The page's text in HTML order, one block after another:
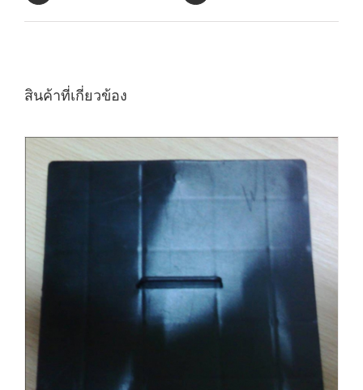
สินค้าที่เกี่ยวข้อง